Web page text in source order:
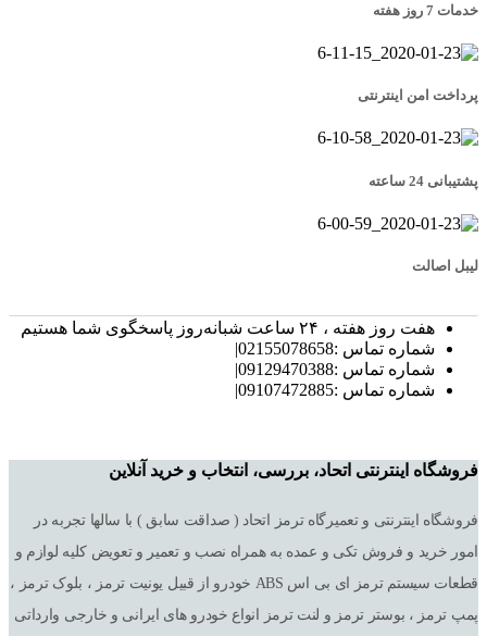
خدمات 7 روز هفته
پرداخت امن اینترنتی
پشتیبانی 24 ساعته
لیبل اصالت
هفت روز هفته ، ۲۴ ساعت شبانه‌روز پاسخگوی شما هستیم
شماره تماس :02155078658|
شماره تماس :09129470388|
شماره تماس :09107472885|
فروشگاه اینترنتی اتحاد، بررسی، انتخاب و خرید آنلاین
فروشگاه اینترنتی و تعمیرگاه ترمز اتحاد ( صداقت سابق ) با سالها تجربه در
امور خرید و فروش تکی و عمده به همراه نصب و تعمیر و تعویض کلیه لوازم و
قطعات سیستم ترمز ای بی اس ABS خودرو از قبیل یونیت ترمز ، بلوک ترمز ،
پمپ ترمز ، بوستر ترمز و لنت ترمز انواع خودرو های ایرانی و خارجی وارداتی